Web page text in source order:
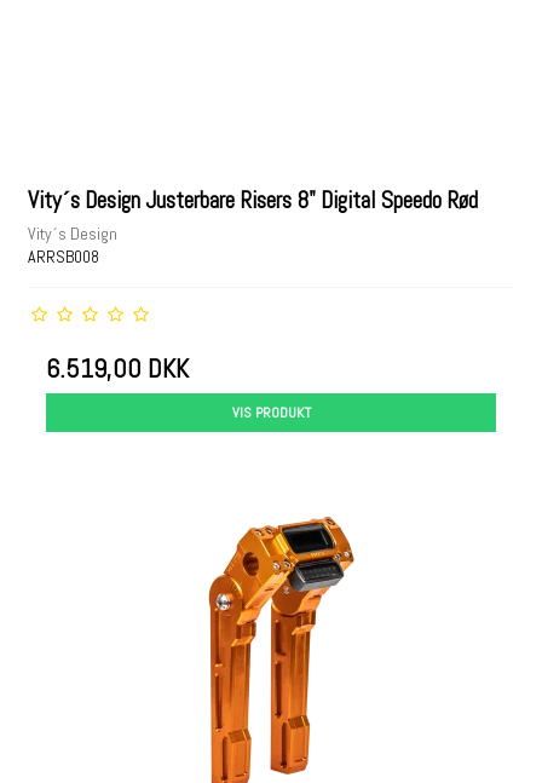
Vity´s Design Justerbare Risers 8" Digital Speedo Rød
Vity´s Design
ARRSB008
6.519,00 DKK
VIS PRODUKT